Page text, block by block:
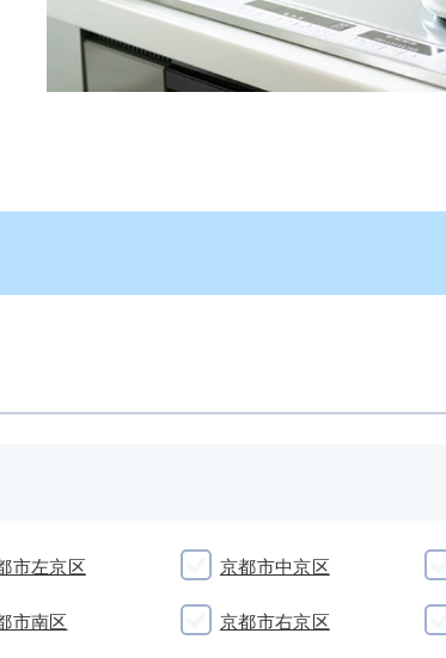
市左京区 京都市中京区
市南区 京都市右京区